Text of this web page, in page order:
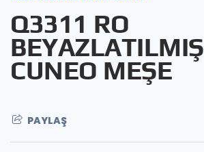
Q3311 RO
BEYAZLATILMIŞ
CUNEO MEŞE
PAYLAŞ